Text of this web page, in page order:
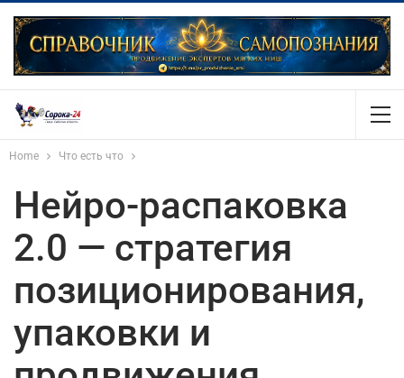
Home Что есть что
Нейро-распаковка
2.0 — стратегия
позиционирования,
упаковки и